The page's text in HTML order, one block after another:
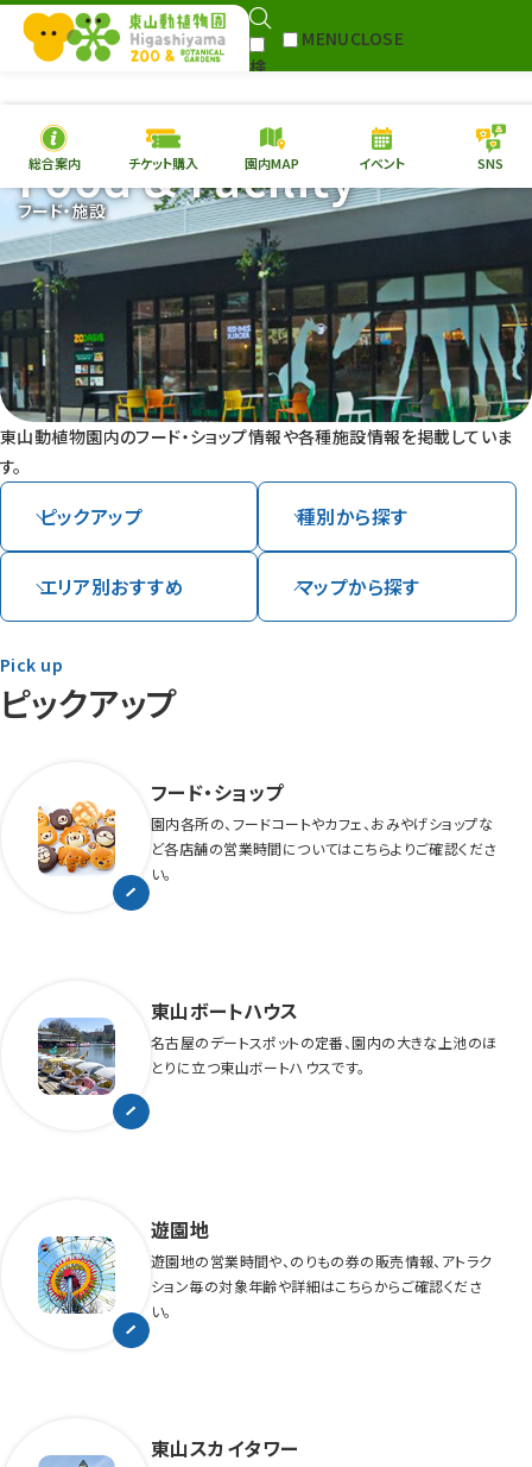
検
MENUCLOSE
本日の開園情報 チケ
園内MAP
総合案内
動物園 植物園
再生プラン
東山動植物園
への支援
環境教育
総合案内 チケット購入 園内MAP イベント SNS
フード・施設
Food & Facility
東山動植物園内のフード・ショップ情報や各種施設情報を掲載していま
す。
ピックアップ 種別から探す
エリア別おすすめ マップから探す
ピックアップ
Pick up
フード・ショップ
園内各所の、フードコートやカフェ、おみやげショップな
ど各店舗の営業時間についてはこちらよりご確認くださ
い。
東山ボートハウス
名古屋のデートスポットの定番、園内の大きな上池のほ
とりに立つ東山ボートハウスです。
遊園地
遊園地の営業時間や、のりもの券の販売情報、アトラク
ション毎の対象年齢や詳細はこちらからご確認くださ
い。
東山スカイタワー